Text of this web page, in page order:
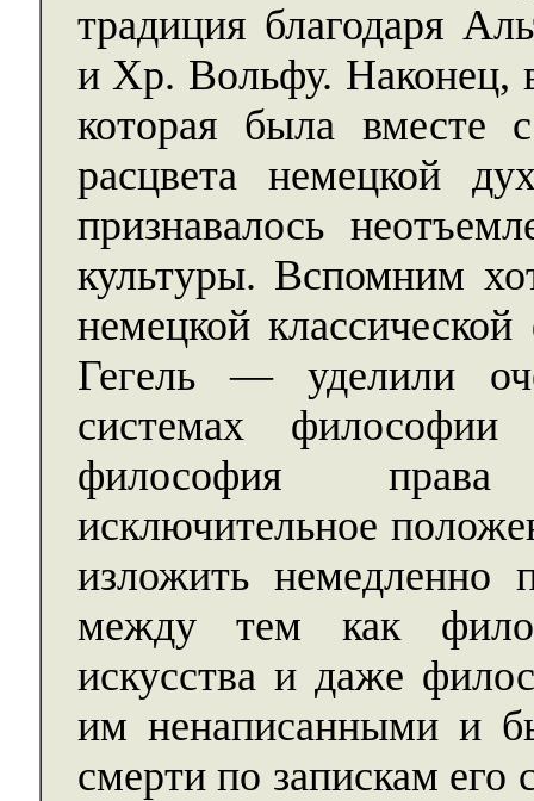
традиция благодаря
и Хр. Вольфу. Наконец,
которая была вместе
расцвета немецкой
признавалось
культуры. Вспомним
немецкой
Гегель — уделили
системах
философия
исключительное
изложить немедленно
между тем как
искусства и даже
им ненаписанными и
смерти по запискам